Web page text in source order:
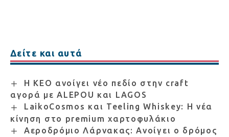
Δείτε και αυτά
Η ΚΕΟ ανοίγει νέο πεδίο στην craft
αγορά με ALEPOU και LAGOS
LaikoCosmos και Teeling Whiskey: Η νέα
κίνηση στο premium χαρτοφυλάκιο
Αεροδρόμιο Λάρνακας: Ανοίγει ο δρόμος